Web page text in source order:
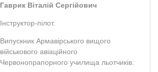
Гаврик Віталій Сергійович
Інструктор-пілот.
Випускник Армавірського вищого
військового авіаційного
Червонопрапорного училища льотчиків.